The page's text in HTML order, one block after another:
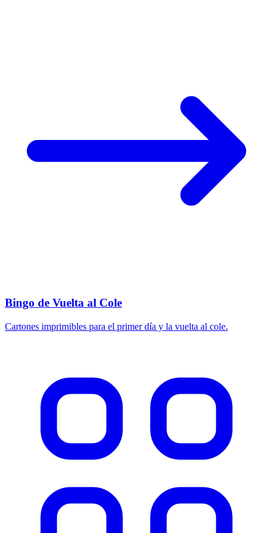
Bingo de Vuelta al Cole
Cartones imprimibles para el primer día y la vuelta al cole.